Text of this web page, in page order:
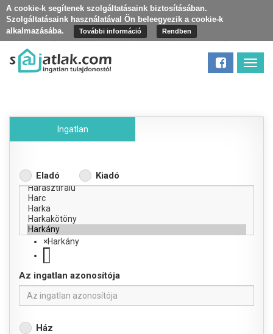
A cookie-k segítenek szolgáltatásaink biztosításában.
Szolgáltatásaink használatával Ön beleegyezik a cookie-k
alkalmazásába.
További információ Rendben
Ingatlan
Eladó Kiadó
×Harkány
Az ingatlan azonosítója
Ház